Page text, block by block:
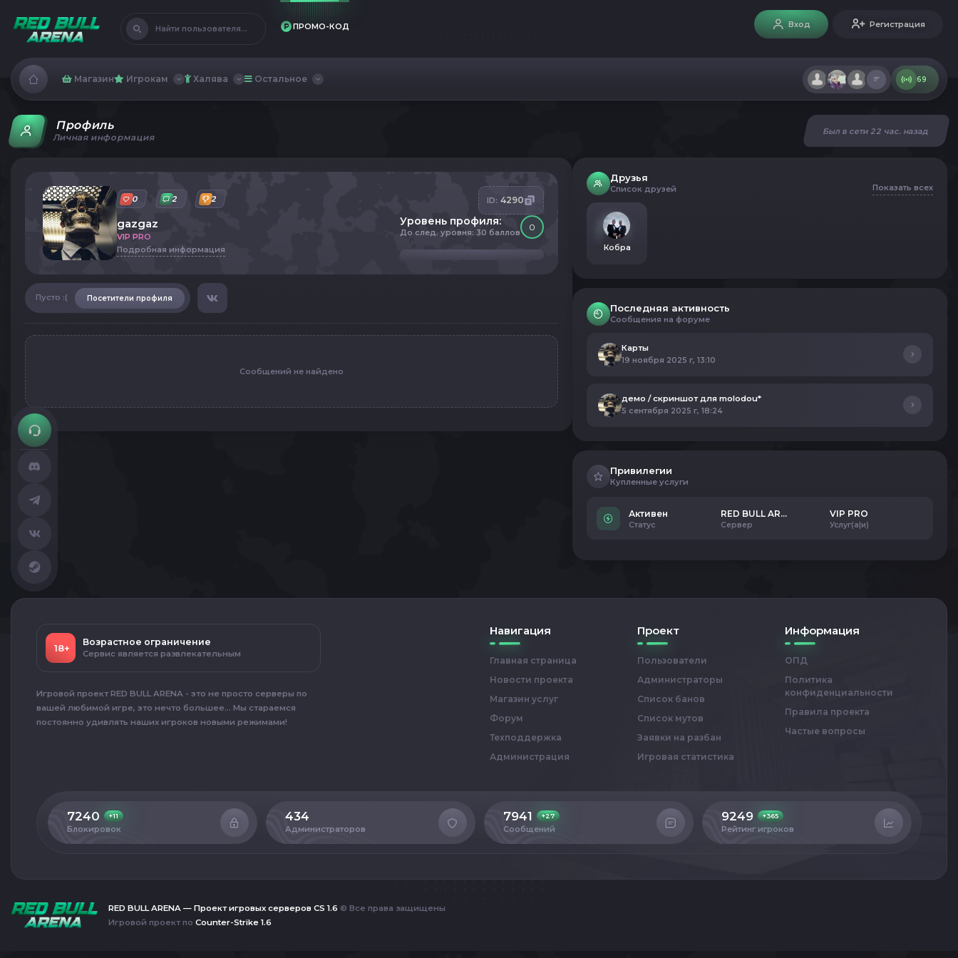
Найти пользователя... ПРОМО-КОД Вход Регистрация
Магазин Игрокам Халява Остальное 69
Профиль
Личная информация
Был в сети 22 час. назад
0 2 2
gazgaz
VIP PRO
Подробная информация
ID: 4290
Уровень профиля:
До след. уровня: 30 баллов 0
Посетители профиля
Пусто :(
Сообщений не найдено
Друзья
Список друзей Показать всех
Кобра
Последняя активность
Сообщения на форуме
Карты
19 ноября 2025 г, 13:10
демо / скриншот для molodou*
5 сентября 2025 г, 18:24
Привилегии
Купленные услуги
Активен
Статус
RED BULL ARENA
Сервер
VIP PRO
Услуг(а|и)
18+
Возрастное ограничение
Сервис является развлекательным
Игровой проект RED BULL ARENA - это не просто серверы по
вашей любимой игре, это нечто большее... Мы стараемся
постоянно удивлять наших игроков новыми режимами!
Навигация
Главная страница
Новости проекта
Магазин услуг
Форум
Техподдержка
Администрация
Проект
Пользователи
Администраторы
Список банов
Список мутов
Заявки на разбан
Игровая статистика
Информация
ОПД
Политика
конфиденциальности
Правила проекта
Частые вопросы
7240 +11
Блокировок
434
Администраторов
7941 +27
Сообщений
9249 +365
Рейтинг игроков
RED BULL ARENA — Проект игровых серверов CS 1.6 © Все права защищены
Игровой проект по Counter-Strike 1.6